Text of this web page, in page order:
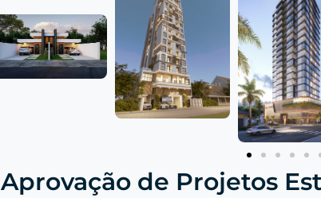
Aprovação de Projetos